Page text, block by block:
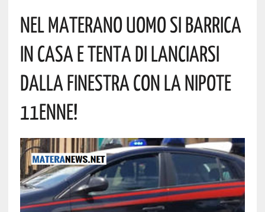
Nel Materano Uomo Si Barrica
In Casa E Tenta Di Lanciarsi
Dalla Finestra Con La Nipote
11enne!